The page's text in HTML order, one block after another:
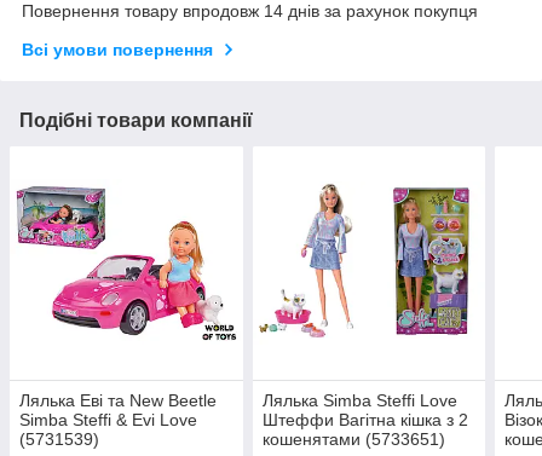
Повернення товару впродовж 14 днів за рахунок покупця
Всі умови повернення
Подібні товари компанії
Лялька Еві та New Beetle
Simba Steffi & Evi Love
(5731539)
Лялька Simba Steffi Love
Штеффи Вагітна кішка з 2
кошенятами (5733651)